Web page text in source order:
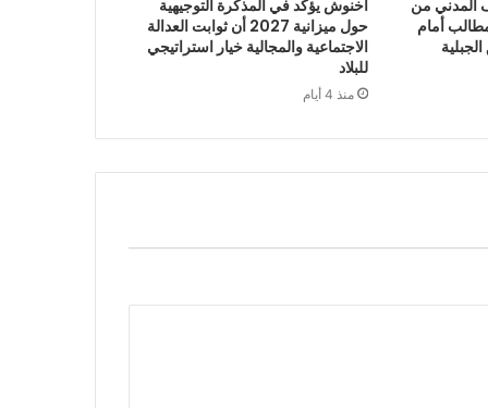
المدني من
أمام
أخنوش يؤكد في المذكرة التوجيهية
حول ميزانية 2027 أن ثوابت العدالة
الاجتماعية والمجالية خيار استراتيجي
للبلاد
منذ 4 أيام